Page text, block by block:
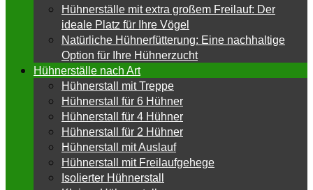
Hühnerställe mit extra großem Freilauf: Der
ideale Platz für Ihre Vögel
Natürliche Hühnerfütterung: Eine nachhaltige
Option für Ihre Hühnerzucht
Hühnerställe nach Art
Hühnerstall mit Treppe
Hühnerstall für 6 Hühner
Hühnerstall für 4 Hühner
Hühnerstall für 2 Hühner
Hühnerstall mit Auslauf
Hühnerstall mit Freilaufgehege
Isolierter Hühnerstall